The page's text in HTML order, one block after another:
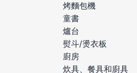
烤麵包機
童書
爐台
熨斗/燙衣板
廚房
炊具、餐具和廚具